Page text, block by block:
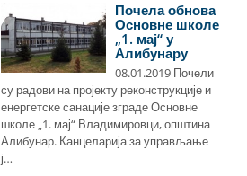
Почела обнова
Основне школе
„1. мај“ у
Алибунару
08.01.2019 Почели
су радови на пројекту реконструкције и
енергетске санације зграде Основне
школе „1. мај“ Владимировци, општина
Алибунар. Канцеларија за управљање
ј…